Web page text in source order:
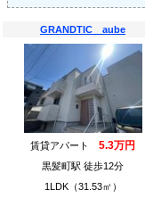
GRANDTIC aube
賃貸アパート 5.3万円
黒髪町駅 徒歩12分
1LDK（31.53㎡）